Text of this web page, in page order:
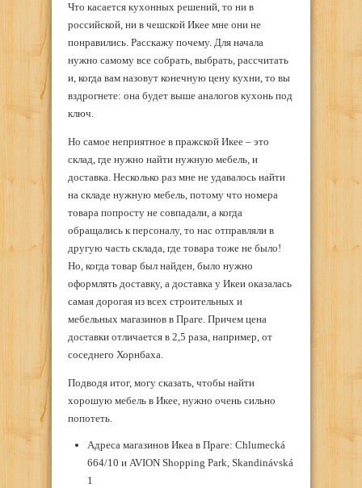
Что касается кухонных решений, то ни в
российской, ни в чешской Икее мне они не
понравились. Расскажу почему. Для начала
нужно самому все собрать, выбрать, рассчитать
и, когда вам назовут конечную цену кухни, то вы
вздрогнете: она будет выше аналогов кухонь под
ключ.
Но самое неприятное в пражской Икее – это
склад, где нужно найти нужную мебель, и
доставка. Несколько раз мне не удавалось найти
на складе нужную мебель, потому что номера
товара попросту не совпадали, а когда
обращались к персоналу, то нас отправляли в
другую часть склада, где товара тоже не было!
Но, когда товар был найден, было нужно
оформлять доставку, а доставка у Икеи оказалась
самая дорогая из всех строительных и
мебельных магазинов в Праге. Причем цена
доставки отличается в 2,5 раза, например, от
соседнего Хорнбаха.
Подводя итог, могу сказать, чтобы найти
хорошую мебель в Икее, нужно очень сильно
попотеть.
Адреса магазинов Икеа в Праге: Chlumecká
664/10 и AVION Shopping Park, Skandinávská
1